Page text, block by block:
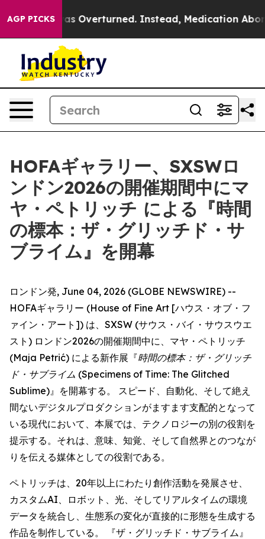
AGP PICKS
Wade was Overturned. Instead, Medication
HOFAギャラリー、SXSWロ
ンドン2026の開催期間中にマ
ヤ・ペトリッチ による『時間
の標本：ザ・グリッチド・サ
ブライム』を開幕
ロンドン発, June 04, 2026 (GLOBE NEWSWIRE) --
HOFAギャラリー (House of Fine Art [ハウス・オブ・フ
ァイン・アート]) は、SXSW (サウス・バイ・サウスウエ
スト) ロンドン2026の開催期間中に、マヤ・ペトリッチ
(Maja Petrić) による新作展『時間の標本：ザ・グリッチ
ド・サブライム (Specimens of Time: The Glitched
Sublime)』を開幕する。 スピード、自動化、そして絶え
間ないデジタルプロダクションがますます支配的となって
いる現代において、本展では、テクノロジーの別の役割を
提示する。それは、意味、知覚、そして自然界とのつなが
りを伝える媒体としての役割である。
ペトリッチは、20年以上にわたり創作活動を発展させ、
カスタムAI、ロボット、光、そしてリアルタイムの環境
データを統合し、生態系の変化が直接的に形態を生成する
作品を制作している。 『ザ・グリッチド・サブライム』